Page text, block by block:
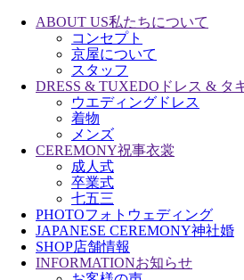
ABOUT US私たちについて
コンセプト
京屋について
スタッフ
DRESS & TUXEDO ドレス & タ
ウエディングドレス
着物
メンズ
CEREMONY祝事衣裳
成人式
卒業式
七五三
PHOTOフォトウェディング
JAPANESE CEREMONY神社婚
SHOP店舗情報
INFORMATIONお知らせ